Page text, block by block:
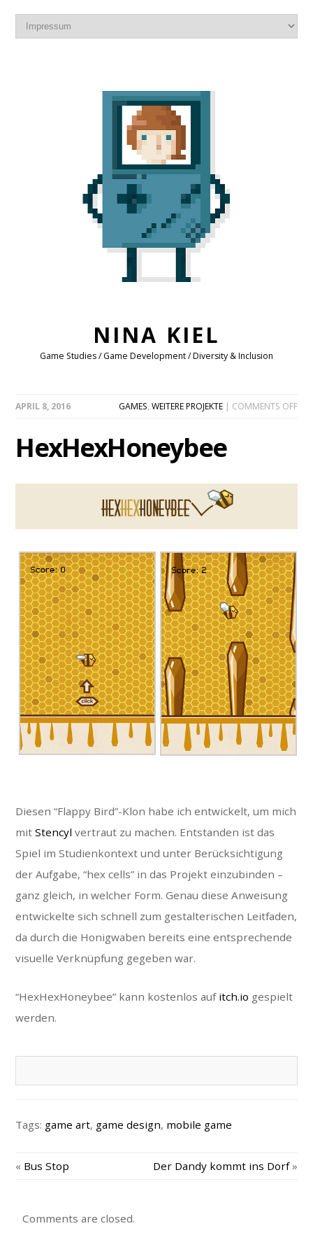
NINA KIEL
Game Studies / Game Development / Diversity & Inclusion
APRIL 8, 2016 GAMES, WEITERE PROJEKTE| COMMENTS OFFON
HexHexHoneybee
Diesen “Flappy Bird”-Klon habe ich entwickelt, um mich
mitStencyl vertraut zu machen. Entstanden ist das
Spiel im Studienkontext und unter Berücksichtigung
der Aufgabe, “hex cells” in das Projekt einzubinden –
ganz gleich, in welcher Form. Genau diese Anweisung
entwickelte sich schnell zum gestalterischen Leitfaden,
da durch die Honigwaben bereits eine entsprechende
visuelle Verknüpfung gegeben war.
“HexHexHoneybee” kann kostenlos auf itch.io gespielt
werden.
Tags: game art, game design, mobile game
« Bus Stop Der Dandy kommt ins Dorf»
Comments are closed.